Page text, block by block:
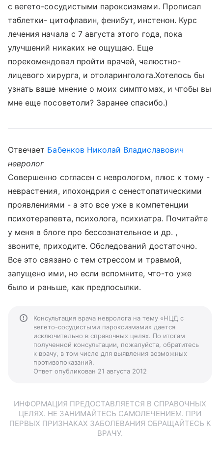
с вегето-сосудистыми пароксизмами. Прописал
таблетки- цитофлавин, фенибут, инстенон. Курс
лечения начала с 7 августа этого года, пока
улучшений никаких не ощущаю. Еще
порекомендовал пройти врачей, челюстно-
лицевого хирурга, и отоларинголога.Хотелось бы
узнать ваше мнение о моих симптомах, и чтобы вы
мне еще посоветоли? Заранее спасибо.)
Отвечает Бабенков Николай Владиславович
невролог
Совершенно согласен с неврологом, плюс к тому -
неврастения, ипохондрия с сенестопатическими
проявлениями - а это все уже в компетенции
психотерапевта, психолога, психиатра. Почитайте
у меня в блоге про бессознательное и др. ,
звоните, приходите. Обследований достаточно.
Все это связано с тем стрессом и травмой,
запущено ими, но если вспомните, что-то уже
было и раньше, как предпосылки.
Консультация врача невролога на тему «НЦД с
вегето-сосудистыми пароксизмами» дается
исключительно в справочных целях. По итогам
полученной консультации, пожалуйста, обратитесь
к врачу, в том числе для выявления возможных
противопоказаний.
Ответ опубликован 21 августа 2012
ИНФОРМАЦИЯ ПРЕДОСТАВЛЯЕТСЯ В СПРАВОЧНЫХ
ЦЕЛЯХ. НЕ ЗАНИМАЙТЕСЬ САМОЛЕЧЕНИЕМ. ПРИ
ПЕРВЫХ ПРИЗНАКАХ ЗАБОЛЕВАНИЯ ОБРАЩАЙТЕСЬ К
ВРАЧУ.